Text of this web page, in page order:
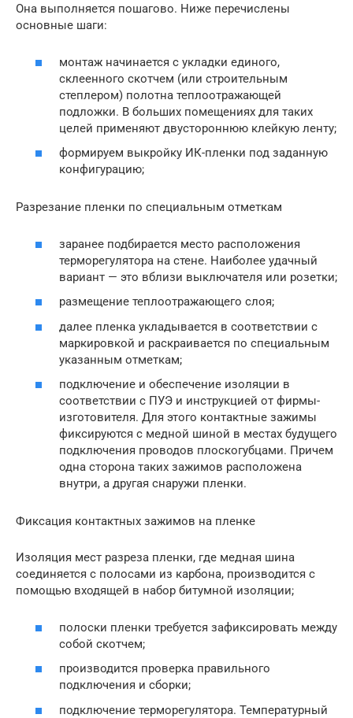
Она выполняется пошагово. Ниже перечислены
основные шаги:
монтаж начинается с укладки единого,
склеенного скотчем (или строительным
степлером) полотна теплоотражающей
подложки. В больших помещениях для таких
целей применяют двустороннюю клейкую ленту;
формируем выкройку ИК-пленки под заданную
конфигурацию;
Разрезание пленки по специальным отметкам
заранее подбирается место расположения
терморегулятора на стене. Наиболее удачный
вариант — это вблизи выключателя или розетки;
размещение теплоотражающего слоя;
далее пленка укладывается в соответствии с
маркировкой и раскраивается по специальным
указанным отметкам;
подключение и обеспечение изоляции в
соответствии с ПУЭ и инструкцией от фирмы-
изготовителя. Для этого контактные зажимы
фиксируются с медной шиной в местах будущего
подключения проводов плоскогубцами. Причем
одна сторона таких зажимов расположена
внутри, а другая снаружи пленки.
Фиксация контактных зажимов на пленке
Изоляция мест разреза пленки, где медная шина
соединяется с полосами из карбона, производится с
помощью входящей в набор битумной изоляции;
полоски пленки требуется зафиксировать между
собой скотчем;
производится проверка правильного
подключения и сборки;
подключение терморегулятора. Температурный